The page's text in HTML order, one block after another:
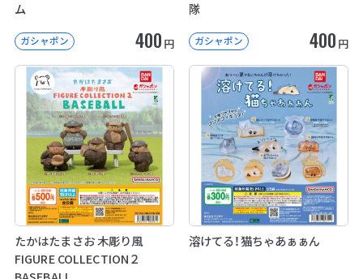
ム
ガシャポン 400 円
隊
ガシャポン 400 円
たかはたまさお 木彫り風
FIGURE COLLECTION２
溶けてる！猫ちゃあぁぁん